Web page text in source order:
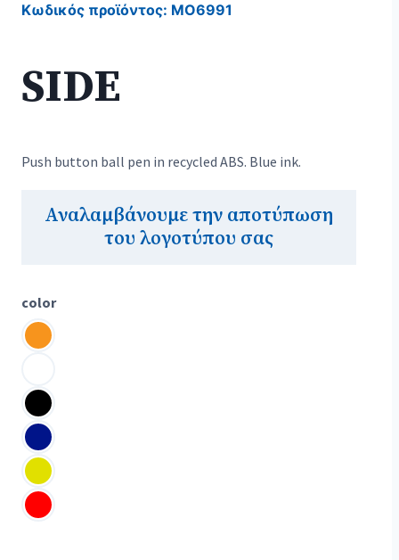
Κωδικός προϊόντος: MO6991
SIDE
Push button ball pen in recycled ABS. Blue ink.
Αναλαμβάνουμε την αποτύπωση
του λογοτύπου σας
color